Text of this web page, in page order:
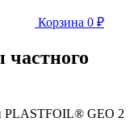
Корзина 0 ₽
частного
PLASTFOIL® GEO 2